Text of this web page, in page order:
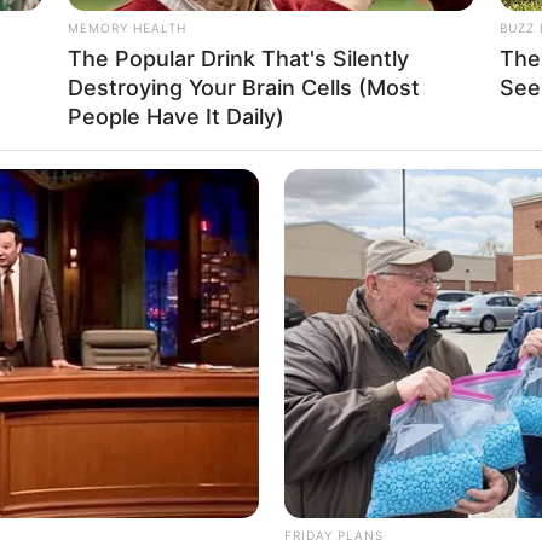
ΤΗΣ ΑΝΑΔΑΣΩΣΗΣ. ΤΟ ΔΑΣΟΣ ΔΕΝ ΤΟΝ ΘΕΛΕΙ ΤΟΝ
ΑΠΟ ΤΙΣ ΣΤΑΧΤΕΣ ΤΟΥ. ΔΕΝ ΕΧΕΙ ΑΝΑΓΚΗ ΑΝΑΔΑΣΩΣΗΣ. ΔΕΝ
ΠΑΡΕΜΒΑΣΗ. Το δέντρο ξαναγεννιέται από το εσωτερικό
δέντρου σε οφθαλμούς θα ξαναπετάξει πράσινο σε ελάχιστο
ανακάμψει το όποιο οικοσύστημα, αν όμως μείνει απολύτως
τον άνθρωπο.
MEMORY HEALTH
The Popular Drink That's Silently
Destroying Your Brain Cells (Most
People Have It Daily)
BUZZ
FRIDAY PLANS